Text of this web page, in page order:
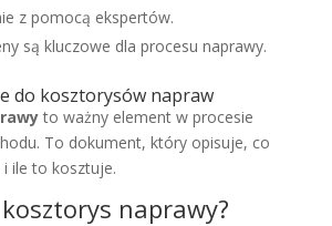
z pomocą ekspertów.
są kluczowe dla procesu naprawy.
do kosztorysów napraw
to ważny element w procesie
To dokument, który opisuje, co
ile to kosztuje.
naprawy?